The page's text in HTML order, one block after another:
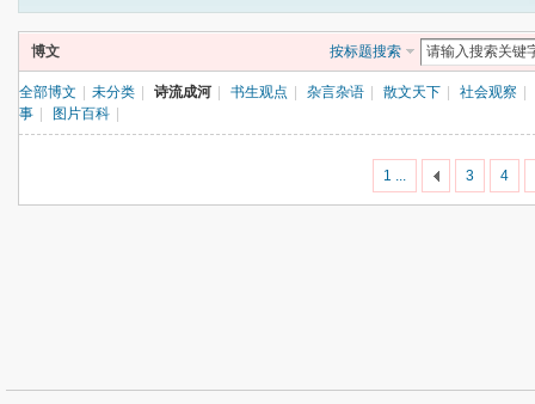
博文 按标题搜索
全部博文 未分类 诗流成河 书生观点 杂言杂语 散文天下 社会观察
事
图片百科
1 ... 3 4